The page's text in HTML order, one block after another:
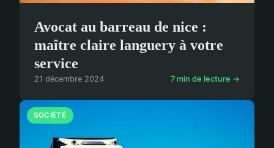
Avocat au barreau de nice :
maître claire languery à votre
service
21 décembre 2024 7 min de lecture →
SOCIÉTÉ